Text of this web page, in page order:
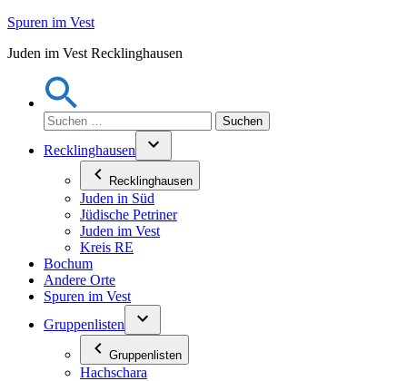
Zum
springen
Spuren im Vest
Juden im Vest Recklinghausen
Suchen
nach:
Recklinghausen
Recklinghausen
Juden in Süd
Jüdische Petriner
Juden im Vest
Kreis RE
Bochum
Andere Orte
Spuren im Vest
Gruppenlisten
Gruppenlisten
Hachschara